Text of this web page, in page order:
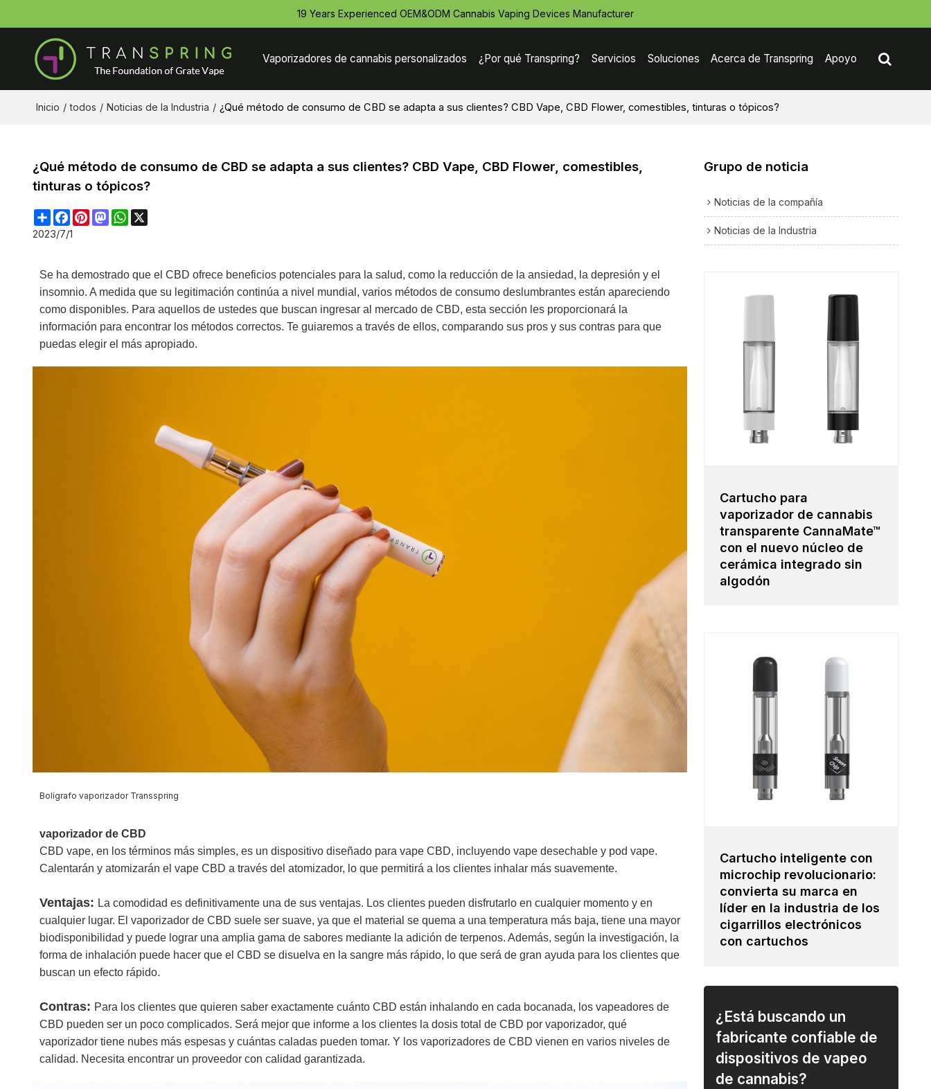
19 Years Experienced OEM&ODM Cannabis Vaping Devices Manufacturer
Vaporizadores de cannabis personalizados ¿Por qué Transpring? Servicios Soluciones Acerca de Transpring Apoyo
Inicio / todos / Noticias de la Industria / ¿Qué método de consumo de CBD se adapta a sus clientes? CBD Vape, CBD Flower, comestibles, tinturas o tópicos?
¿Qué método de consumo de CBD se adapta a sus clientes? CBD Vape, CBD Flower, comestibles,
tinturas o tópicos?
ShareFacebook
Pinterest
MastodonWhatsApp
X
2023/7/1
Se ha demostrado que el CBD ofrece beneficios potenciales para la salud, como la reducción de la ansiedad, la depresión y el
insomnio. A medida que su legitimación continúa a nivel mundial, varios métodos de consumo deslumbrantes están apareciendo
como disponibles. Para aquellos de ustedes que buscan ingresar al mercado de CBD, esta sección les proporcionará la
información para encontrar los métodos correctos. Te guiaremos a través de ellos, comparando sus pros y sus contras para que
puedas elegir el más apropiado.
Bolígrafo vaporizador Transspring
vaporizador de CBD
CBD vape, en los términos más simples, es un dispositivo diseñado para vape CBD, incluyendo vape desechable y pod vape.
Calentarán y atomizarán el vape CBD a través del atomizador, lo que permitirá a los clientes inhalar más suavemente.
Ventajas: La comodidad es definitivamente una de sus ventajas. Los clientes pueden disfrutarlo en cualquier momento y en
cualquier lugar. El vaporizador de CBD suele ser suave, ya que el material se quema a una temperatura más baja, tiene una mayor
biodisponibilidad y puede lograr una amplia gama de sabores mediante la adición de terpenos. Además, según la investigación, la
forma de inhalación puede hacer que el CBD se disuelva en la sangre más rápido, lo que será de gran ayuda para los clientes que
buscan un efecto rápido.
Contras: Para los clientes que quieren saber exactamente cuánto CBD están inhalando en cada bocanada, los vapeadores de
CBD pueden ser un poco complicados. Será mejor que informe a los clientes la dosis total de CBD por vaporizador, qué
vaporizador tiene nubes más espesas y cuántas caladas pueden tomar. Y los vaporizadores de CBD vienen en varios niveles de
calidad. Necesita encontrar un proveedor con calidad garantizada.
Grupo de noticia
Noticias de la compañía
Noticias de la Industria
Cartucho para
vaporizador de cannabis
transparente CannaMate™
con el nuevo núcleo de
cerámica integrado sin
algodón
Cartucho inteligente con
microchip revolucionario:
convierta su marca en
líder en la industria de los
cigarrillos electrónicos
con cartuchos
¿Está buscando un
fabricante confiable de
dispositivos de vapeo
de cannabis?